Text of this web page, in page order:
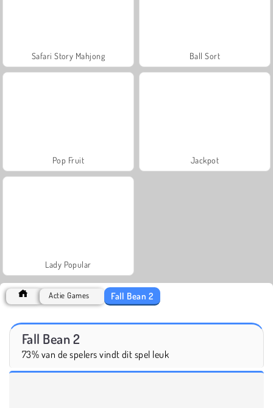
Safari Story Mahjong Ball Sort
Pop Fruit Jackpot
Lady Popular
Actie Games Fall Bean 2
Fall Bean 2
73% van de spelers vindt dit spel leuk